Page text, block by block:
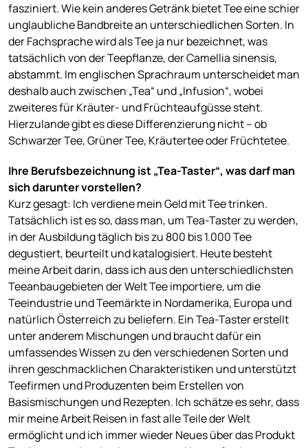
fasziniert. Wie kein anderes Getränk bietet Tee eine schier
unglaubliche Bandbreite an unterschiedlichen Sorten. In
der Fachsprache wird als Tee ja nur bezeichnet, was
tatsächlich von der Teepflanze, der Camellia sinensis,
abstammt. Im englischen Sprachraum unterscheidet man
deshalb auch zwischen „Tea“ und „Infusion“, wobei
zweiteres für Kräuter- und Früchteaufgüsse steht.
Hierzulande gibt es diese Differenzierung nicht – ob
Schwarzer Tee, Grüner Tee, Kräutertee oder Früchtetee.
Ihre Berufsbezeichnung ist „Tea-Taster“, was darf man
sich darunter vorstellen?
Kurz gesagt: Ich verdiene mein Geld mit Tee trinken.
Tatsächlich ist es so, dass man, um Tea-Taster zu werden,
in der Ausbildung täglich bis zu 800 bis 1.000 Tee
degustiert, beurteilt und katalogisiert. Heute besteht
meine Arbeit darin, dass ich aus den unterschiedlichsten
Teeanbaugebieten der Welt Tee importiere, um die
Teeindustrie und Teemärkte in Nordamerika, Europa und
natürlich Österreich zu beliefern. Ein Tea-Taster erstellt
unter anderem Mischungen und braucht dafür ein
umfassendes Wissen zu den verschiedenen Sorten und
ihren geschmacklichen Charakteristiken und unterstützt
Teefirmen und Produzenten beim Erstellen von
Basismischungen und Rezepten. Ich schätze es sehr, dass
mir meine Arbeit Reisen in fast alle Teile der Welt
ermöglicht und ich immer wieder Neues über das Produkt